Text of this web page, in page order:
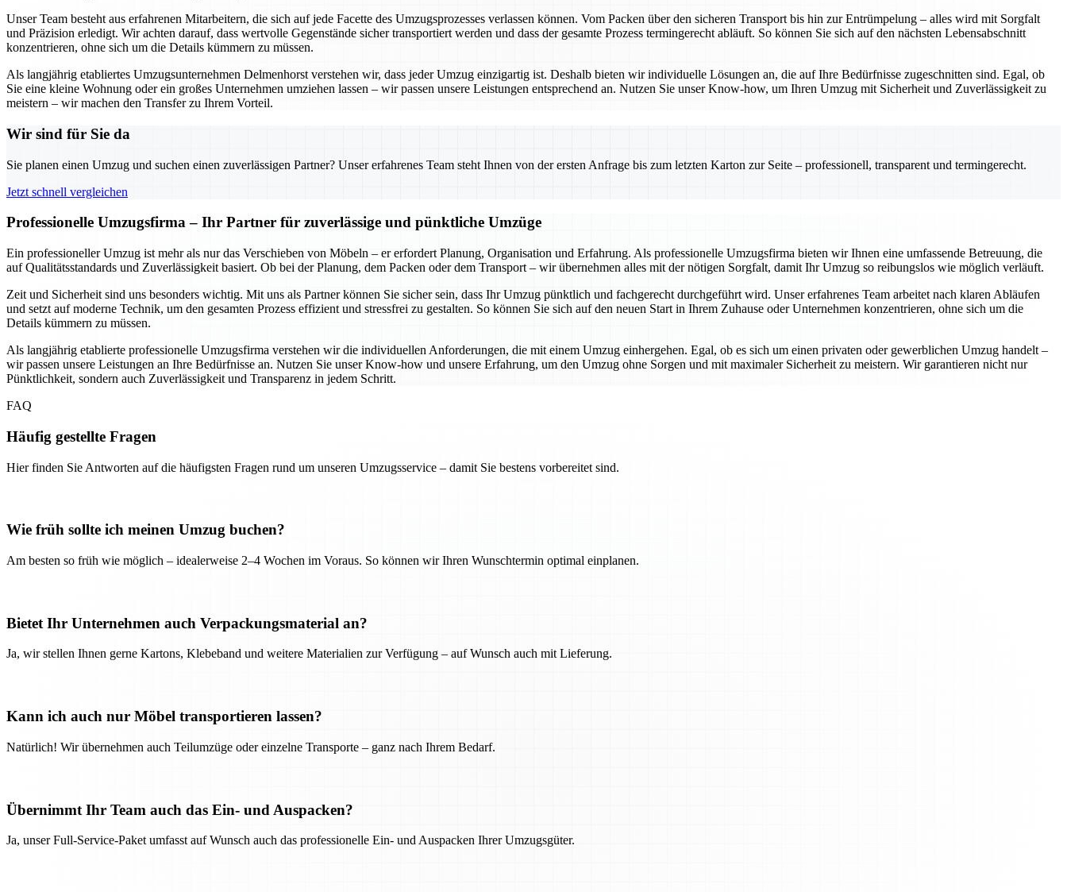
Unser Team besteht aus erfahrenen Mitarbeitern, die sich auf jede Facette des Umzugsprozesses verlassen können. Vom Packen über den sicheren Transport bis hin zur Entrümpelung – alles wird mit Sorgfalt
und Präzision erledigt. Wir achten darauf, dass wertvolle Gegenstände sicher transportiert werden und dass der gesamte Prozess termingerecht abläuft. So können Sie sich auf den nächsten Lebensabschnitt
konzentrieren, ohne sich um die Details kümmern zu müssen.
Als langjährig etabliertes Umzugsunternehmen Delmenhorst verstehen wir, dass jeder Umzug einzigartig ist. Deshalb bieten wir individuelle Lösungen an, die auf Ihre Bedürfnisse zugeschnitten sind. Egal, ob
Sie eine kleine Wohnung oder ein großes Unternehmen umziehen lassen – wir passen unsere Leistungen entsprechend an. Nutzen Sie unser Know-how, um Ihren Umzug mit Sicherheit und Zuverlässigkeit zu
meistern – wir machen den Transfer zu Ihrem Vorteil.
Wir sind für Sie da
Sie planen einen Umzug und suchen einen zuverlässigen Partner? Unser erfahrenes Team steht Ihnen von der ersten Anfrage bis zum letzten Karton zur Seite – professionell, transparent und termingerecht.
Jetzt schnell vergleichen
Professionelle Umzugsfirma – Ihr Partner für zuverlässige und pünktliche Umzüge
Ein professioneller Umzug ist mehr als nur das Verschieben von Möbeln – er erfordert Planung, Organisation und Erfahrung. Als professionelle Umzugsfirma bieten wir Ihnen eine umfassende Betreuung, die
auf Qualitätsstandards und Zuverlässigkeit basiert. Ob bei der Planung, dem Packen oder dem Transport – wir übernehmen alles mit der nötigen Sorgfalt, damit Ihr Umzug so reibungslos wie möglich verläuft.
Zeit und Sicherheit sind uns besonders wichtig. Mit uns als Partner können Sie sicher sein, dass Ihr Umzug pünktlich und fachgerecht durchgeführt wird. Unser erfahrenes Team arbeitet nach klaren Abläufen
und setzt auf moderne Technik, um den gesamten Prozess effizient und stressfrei zu gestalten. So können Sie sich auf den neuen Start in Ihrem Zuhause oder Unternehmen konzentrieren, ohne sich um die
Details kümmern zu müssen.
Als langjährig etablierte professionelle Umzugsfirma verstehen wir die individuellen Anforderungen, die mit einem Umzug einhergehen. Egal, ob es sich um einen privaten oder gewerblichen Umzug handelt –
wir passen unsere Leistungen an Ihre Bedürfnisse an. Nutzen Sie unser Know-how und unsere Erfahrung, um den Umzug ohne Sorgen und mit maximaler Sicherheit zu meistern. Wir garantieren nicht nur
Pünktlichkeit, sondern auch Zuverlässigkeit und Transparenz in jedem Schritt.
FAQ
Häufig gestellte Fragen
Hier finden Sie Antworten auf die häufigsten Fragen rund um unseren Umzugsservice – damit Sie bestens vorbereitet sind.
Wie früh sollte ich meinen Umzug buchen?
Am besten so früh wie möglich – idealerweise 2–4 Wochen im Voraus. So können wir Ihren Wunschtermin optimal einplanen.
Bietet Ihr Unternehmen auch Verpackungsmaterial an?
Ja, wir stellen Ihnen gerne Kartons, Klebeband und weitere Materialien zur Verfügung – auf Wunsch auch mit Lieferung.
Kann ich auch nur Möbel transportieren lassen?
Natürlich! Wir übernehmen auch Teilumzüge oder einzelne Transporte – ganz nach Ihrem Bedarf.
Übernimmt Ihr Team auch das Ein- und Auspacken?
Ja, unser Full-Service-Paket umfasst auf Wunsch auch das professionelle Ein- und Auspacken Ihrer Umzugsgüter.